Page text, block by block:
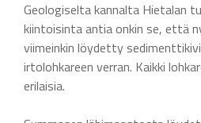
Geologiselta kannalta Hietalan
kiintoisinta antia onkin se, että
viimeinkin löydetty
irtolohkareen verran. Kaikki
erilaisia.